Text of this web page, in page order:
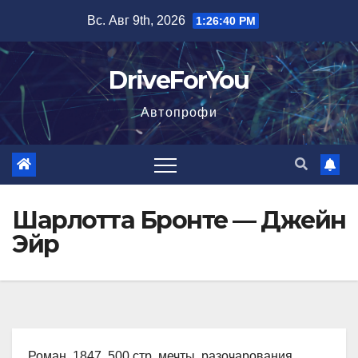
содержимому
Вс. Авг 9th, 2026 1:26:41 PM
DriveForYou
Автопрофи
Шарлотта Бронте — Джейн
Эйр